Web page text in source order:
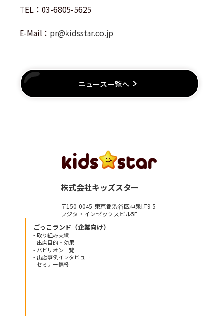
TEL：03-6805-5625
E-Mail： pr@kidsstar.co.jp
ニュース一覧へ keyboard_arrow_right
株式会社キッズスター
〒150-0045 東京都渋谷区神泉町9-5
フジタ・インゼックスビル5F
ごっこランド（企業向け）
- 取り組み実績
- 出店目的・効果
- パビリオン一覧
- 出店事例インタビュー
- セミナー情報